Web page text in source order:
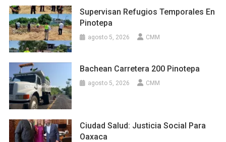
Supervisan Refugios Temporales En
Pinotepa
agosto 5, 2026 CMM
Bachean Carretera 200 Pinotepa
agosto 5, 2026 CMM
Ciudad Salud: Justicia Social Para
Oaxaca